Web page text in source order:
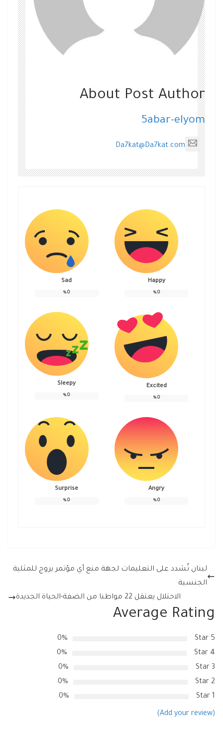
About Post Author
5abar-elyom
Da7kat@Da7kat.com
Happy
0
%
Sad
0
%
Excited
0
%
Sleepy
0
%
Angry
0
%
Surprise
0
%
لبنان تُشدد على التعليمات لجهة منع أي مؤتمر يروج للمثلية
الجنسية
الاحتلال يعتقل 22 مواطنا من الضفة-الحياة الجديدة
Average Rating
5 Star
0%
4 Star
0%
3 Star
0%
2 Star
0%
1 Star
0%
(Add your review)